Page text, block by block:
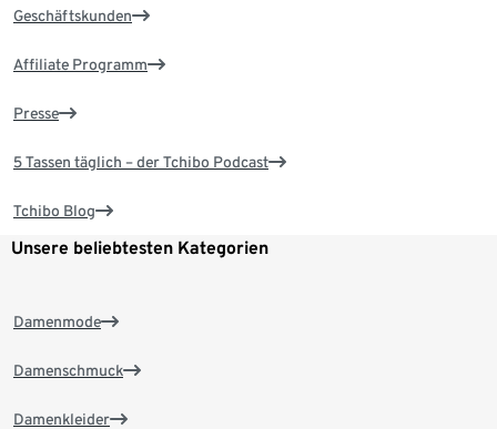
Geschäftskunden
Affiliate Programm
Presse
5 Tassen täglich – der Tchibo Podcast
Tchibo Blog
Unsere beliebtesten Kategorien
Damenmode
Damenschmuck
Damenkleider